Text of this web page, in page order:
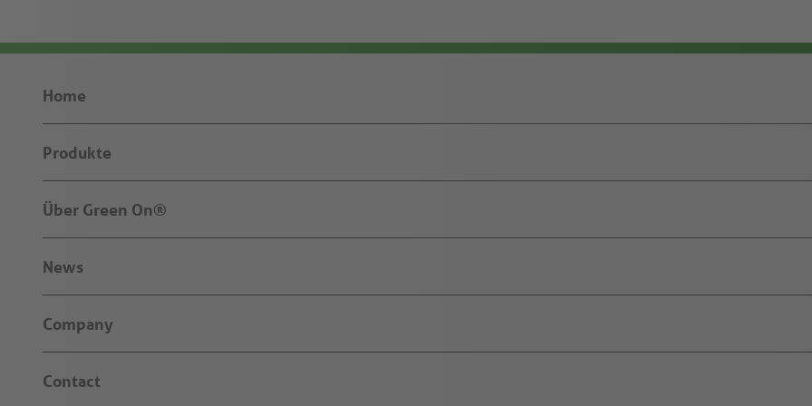
Home
Produkte
Über Green On®
News
Company
Contact